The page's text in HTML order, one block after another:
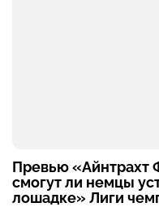
Превью «Айнтрахт
смогут ли немцы
лошадке» Лиги